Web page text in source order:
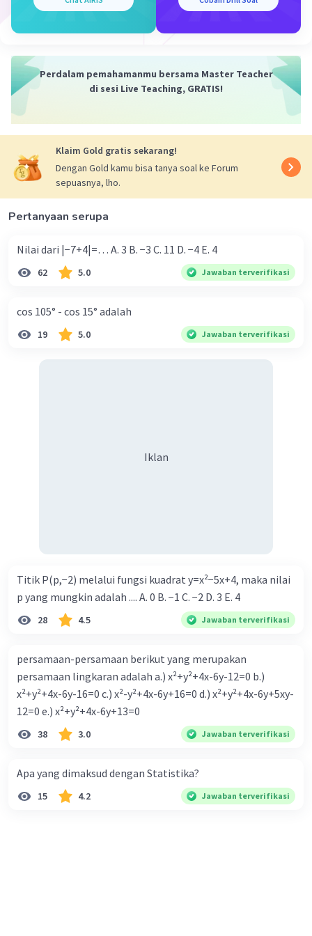
kemudian substitusikan:
4x-5y+8=0
4x + 5y + 8 = 0
Beri Rating ·0.0(0) Balas
Perdalam pemahamanmu bersama Master Teacher
di sesi Live Teaching, GRATIS!
Klaim Gold gratis sekarang!
Dengan Gold kamu bisa tanya soal ke Forum
sepuasnya, lho.
Pertanyaan serupa
Nilai dari |−7+4|=… A. 3 B. −3 C. 11 D. −4 E. 4
62 5.0 Jawaban terverifikasi
cos 105° - cos 15° adalah
19 5.0 Jawaban terverifikasi
Iklan
Titik P(p,−2) melalui fungsi kuadrat y=x²−5x+4, maka nilai
p yang mungkin adalah .... A. 0 B. −1 C. −2 D. 3 E. 4
28 4.5 Jawaban terverifikasi
persamaan-persamaan berikut yang merupakan
persamaan lingkaran adalah a.) x²+y²+4x-6y-12=0 b.)
x²+y²+4x-6y-16=0 c.) x²-y²+4x-6y+16=0 d.) x²+y²+4x-6y+5xy-
12=0 e.) x²+y²+4x-6y+13=0
38 3.0 Jawaban terverifikasi
Apa yang dimaksud dengan Statistika?
15 4.2 Jawaban terverifikasi